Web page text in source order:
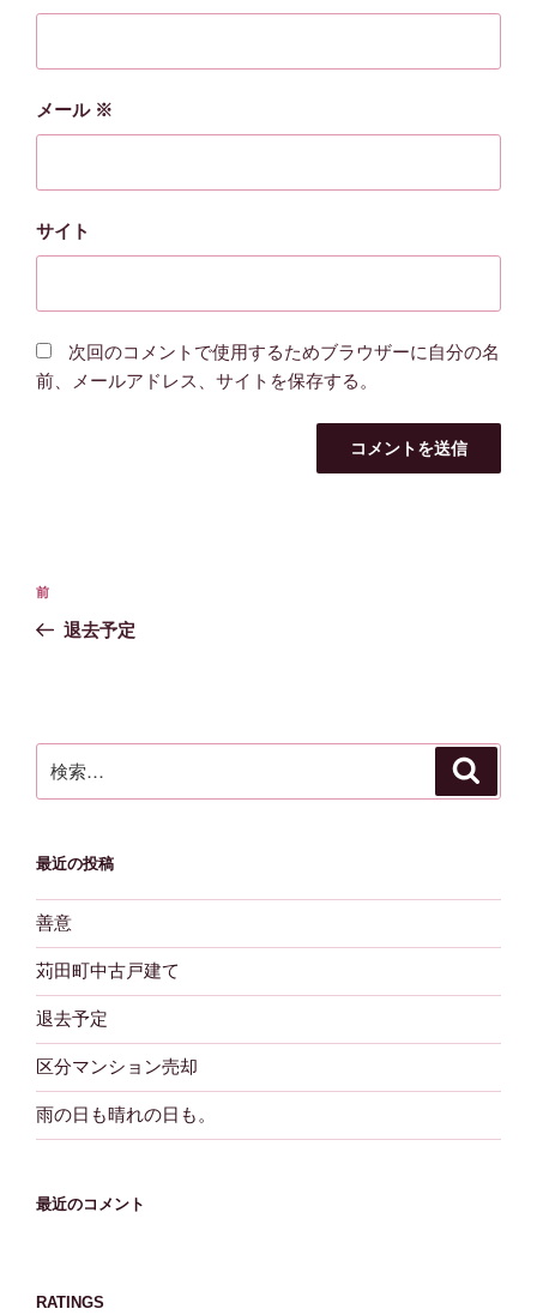
メール ※
サイト
次回のコメントで使用するためブラウザーに自分の名
前、メールアドレス、サイトを保存する。
投
ナ
ー
シ
前
の
前
退去予定
索:
最近の投稿
善意
苅田町中古戸建て
退去予定
区分マンション売却
雨の日も晴れの日も。
最近のコメント
RATINGS